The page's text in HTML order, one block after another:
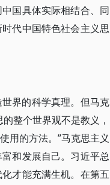
国具体实际相结合、同
代中国特色社会主义思
界的科学真理。但马克
整个世界观不是教义，
用的方法。”马克思主义
和发展自己。习近平总
才能充满生机。在第五